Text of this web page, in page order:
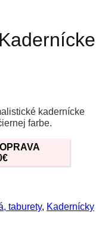
kadernícke
farbe.
taburety, Kadernícky